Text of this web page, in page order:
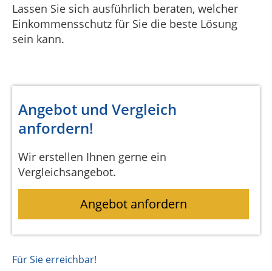
Lassen Sie sich ausführlich beraten, welcher
Einkommensschutz für Sie die beste Lösung
sein kann.
Angebot und Vergleich
anfordern!
Wir erstellen Ihnen gerne ein
Vergleichsangebot.
Angebot anfordern
Für Sie erreichbar!